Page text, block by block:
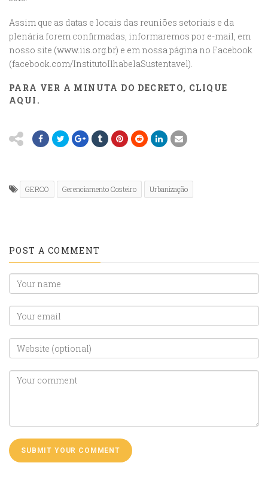
Assim que as datas e locais das reuniões setoriais e da
plenária forem confirmadas, informaremos por e-mail, em
nosso site (www.iis.org.br) e em nossa página no Facebook
(facebook.com/InstitutoIlhabelaSustentavel).
PARA VER A MINUTA DO DECRETO, CLIQUE
AQUI.
GERCO Gerenciamento Costeiro Urbanização
POST A COMMENT